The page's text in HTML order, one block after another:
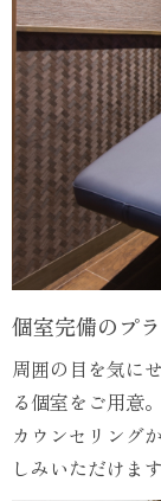
個室完備のプ
周囲の目を気に
る個室をご用意。
カウンセリング
しみいただけます